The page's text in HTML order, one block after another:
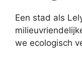
Een stad als
we ecologisch